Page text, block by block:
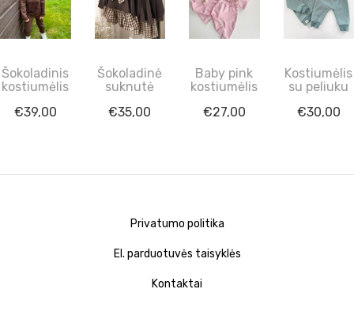
Šokoladinis
kostiumėlis
€39,00
Šokoladinė
suknutė
€35,00
Baby pink
kostiumėlis
€27,00
Kostiumėlis
su peliuku
€30,00
Privatumo politika
El. parduotuvės taisyklės
Kontaktai